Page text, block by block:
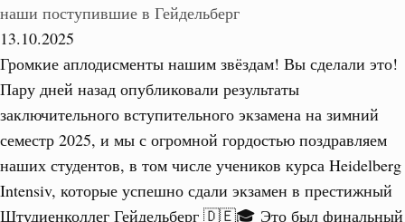
наши поступившие в Гейдельберг
13.10.2025
Громкие аплодисменты нашим звёздам! Вы сделали это!
Пару дней назад опубликовали результаты
заключительного вступительного экзамена на зимний
семестр 2025, и мы с огромной гордостью поздравляем
наших студентов, в том числе учеников курса Heidelberg
Intensiv, которые успешно сдали экзамен в престижный
Штудиенколлег Гейдельберг 🇩🇪🎓 Это был финальный